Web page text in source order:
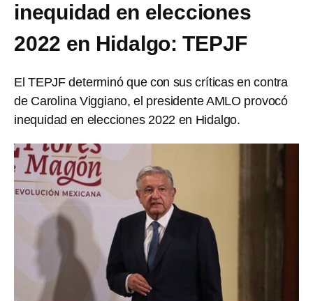
inequidad en elecciones
2022 en Hidalgo: TEPJF
El TEPJF determinó que con sus críticas en contra
de Carolina Viggiano, el presidente AMLO provocó
inequidad en elecciones 2022 en Hidalgo.